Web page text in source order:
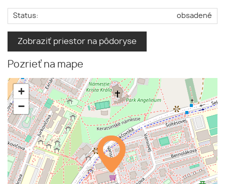
Status: obsadené
Zobraziť priestor na pôdoryse
Pozrieť na mape
+
−